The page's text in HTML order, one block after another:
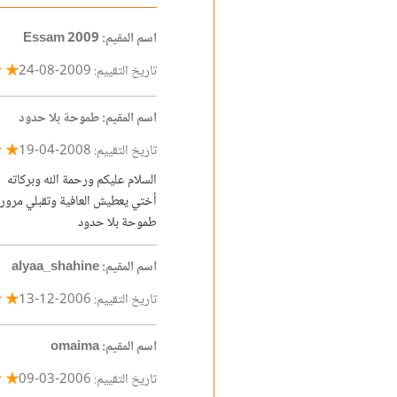
اسم المقيم: Essam 2009
تاريخ التقييم: 2009-08-24
★
اسم المقيم: طموحة بلا حدود
تاريخ التقييم: 2008-04-19
★
السلام عليكم ورحمة الله وبركاته
أختي يعطيش العافية وتقبلي
طموحة بلا حدود
اسم المقيم: alyaa_shahine
تاريخ التقييم: 2006-12-13
☆
اسم المقيم: omaima
تاريخ التقييم: 2006-03-09
☆